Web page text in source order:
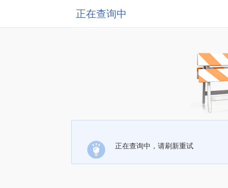
正在查询中
正在查询中，请刷新重试